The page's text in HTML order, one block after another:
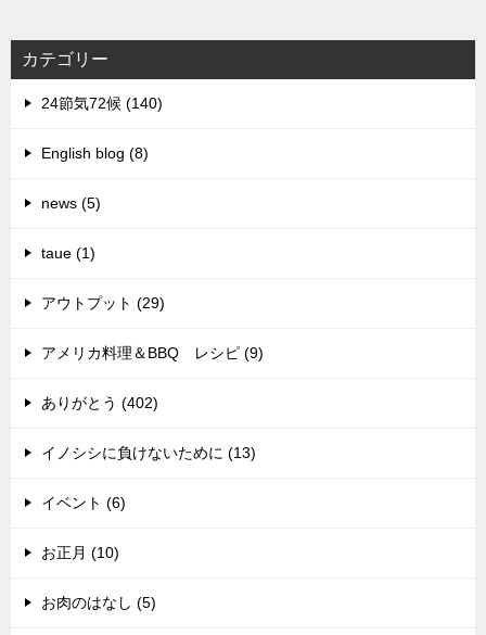
カテゴリー
24節気72候 (140)
English blog (8)
news (5)
taue (1)
アウトプット (29)
アメリカ料理＆BBQ レシピ (9)
ありがとう (402)
イノシシに負けないために (13)
イベント (6)
お正月 (10)
お肉のはなし (5)